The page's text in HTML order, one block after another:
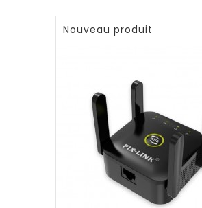
Nouveau produit